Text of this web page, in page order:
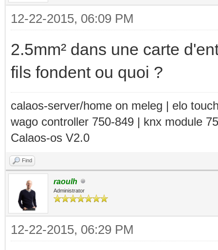
12-22-2015, 06:09 PM
2.5mm² dans une carte
fils fondent ou quoi ?
calaos-server/home on meleg | elo
wago controller 750-849 | knx module
Calaos-os V2.0
Find
raoulh
Administrator
12-22-2015, 06:29 PM